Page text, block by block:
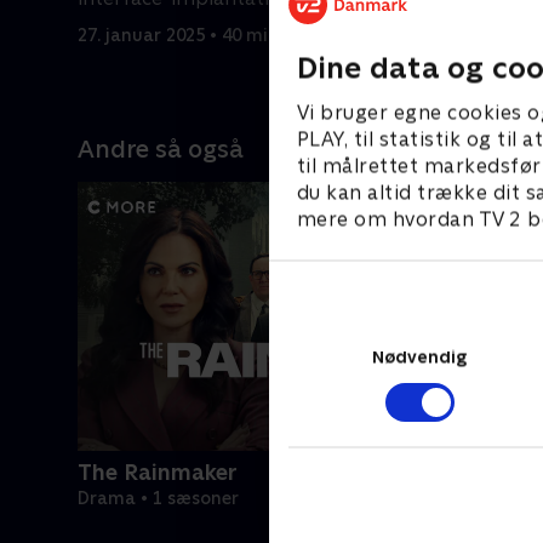
Dine data og
Vi bruger egne cookies
PLAY, til statistik og til
til målrettet
du kan altid trække dit
mere om hvordan TV 2
Nødvendig
ukendte patients hjerne
27. januar 2025 • 40 min
Andre så også
The Rainmaker
Drama • 1 sæsoner